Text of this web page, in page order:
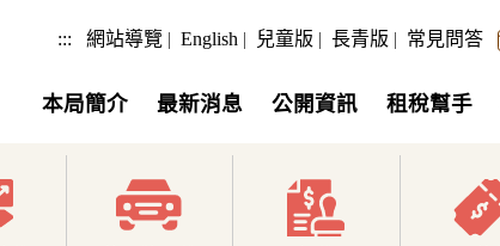
::: 網站導覽 | English | 兒童版 | 長青版 | 常見問答
本局簡介 最新消息 公開資訊 租稅幫手